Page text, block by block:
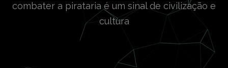
combater a pirataria é um sinal de civilização e
cultura